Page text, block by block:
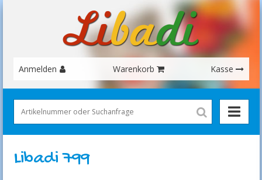
Anmelden Warenkorb Kasse
Libadi 799